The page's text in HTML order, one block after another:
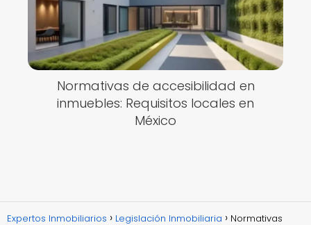
Normativas de accesibilidad en
inmuebles: Requisitos locales en
México
Expertos Inmobiliarios Legislación Inmobiliaria Normativas